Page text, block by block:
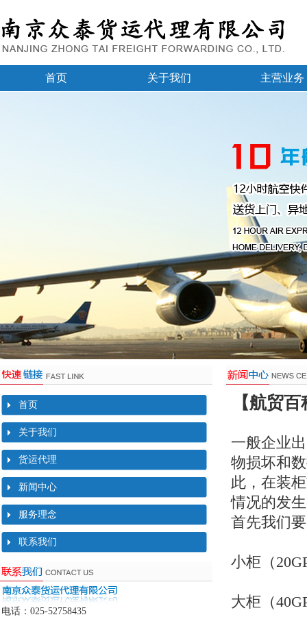
首页 关于我们 主营业务
首页
关于我们
货运代理
新闻中心
服务理念
联系我们
电话：025-52758435
【航贸
一般企业
物损坏和
此，在装
情况的发
首先我们
小柜（
大柜（